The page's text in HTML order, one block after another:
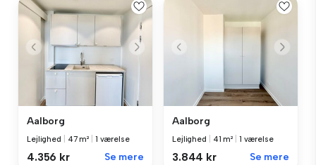
Aalborg
Lejlighed 47 m² 1 værelse
4.356 kr Se mere
Aalborg
Lejlighed 41 m² 1 værelse
3.844 kr Se mere